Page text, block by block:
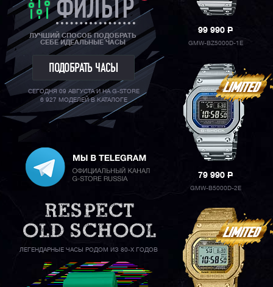
ФИЛЬТР
ЛУЧШИЙ СПОСОБ ПОДОБРАТЬ
СЕБЕ ИДЕАЛЬНЫЕ ЧАСЫ
ПОДОБРАТЬ ЧАСЫ
СЕГОДНЯ 09 АВГУСТА И НА G-STORE
6 927 МОДЕЛЕЙ В КАТАЛОГЕ
ЛЕГЕНДАРНЫЕ ЧАСЫ РОДОМ ИЗ 80-Х ГОДОВ
99 990P
GMW-BZ5000D-1E
79 990P
GMW-B5000D-2E